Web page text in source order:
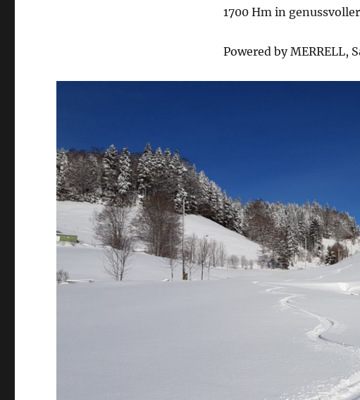
1700 Hm in
Powered by MERRELL,